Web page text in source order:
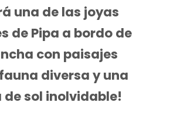
una de las joyas
de Pipa a bordo de
con paisajes
diversa y una
de sol inolvidable!